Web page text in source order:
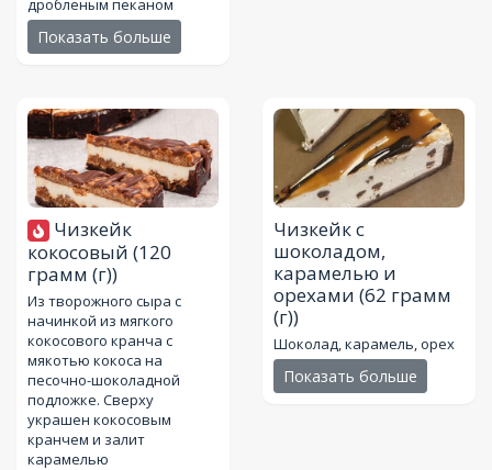
Показать больше
Чизкейк
кокосовый (120
грамм (г))
Из творожного сыра с
начинкой из мягкого
кокосового кранча с
мякотью кокоса на
песочно-шоколадной
подложке. Сверху
украшен кокосовым
кранчем и залит
карамелью
Чизкейк с
шоколадом,
карамелью и
орехами (62 грамм
(г))
Шоколад, карамель, орех
Показать больше